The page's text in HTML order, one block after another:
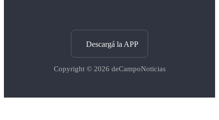
Descargá la APP
Copyright © 2026 deCampoNoticias